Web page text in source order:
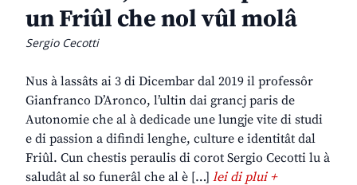
un Friûl che nol vûl molâ
Sergio Cecotti
Nus à lassâts ai 3 di Dicembar dal 2019 il professôr
Gianfranco D’Aronco, l’ultin dai grancj paris de
Autonomie che al à dedicade une lungje vite di studi
e di passion a difindi lenghe, culture e identitât dal
Friûl. Cun chestis peraulis di corot Sergio Cecotti lu à
saludât al so funerâl che al è […] lei di plui +